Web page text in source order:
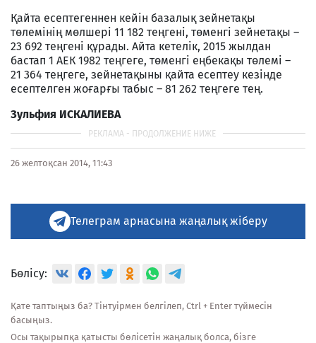
Қайта есептегеннен кейін базалық зейнетақы
төлемінің мөлшері 11 182 теңгені, төменгі зейнетақы –
23 692 теңгені құрады. Айта кетелік, 2015 жылдан
бастап 1 АЕК 1982 теңгеге, төменгі еңбекақы төлемі –
21 364 теңгеге, зейнетақыны қайта есептеу кезінде
есептелген жоғарғы табыс – 81 262 теңгеге тең.
Зульфия ИСКАЛИЕВА
26 желтоқсан 2014, 11:43
Телеграм арнасына жаңалық жіберу
Бөлісу:
Қате таптыңыз ба? Тінтуірмен белгілеп, Ctrl + Enter түймесін
басыңыз.
Осы тақырыпқа қатысты бөлісетін жаңалық болса, бізге